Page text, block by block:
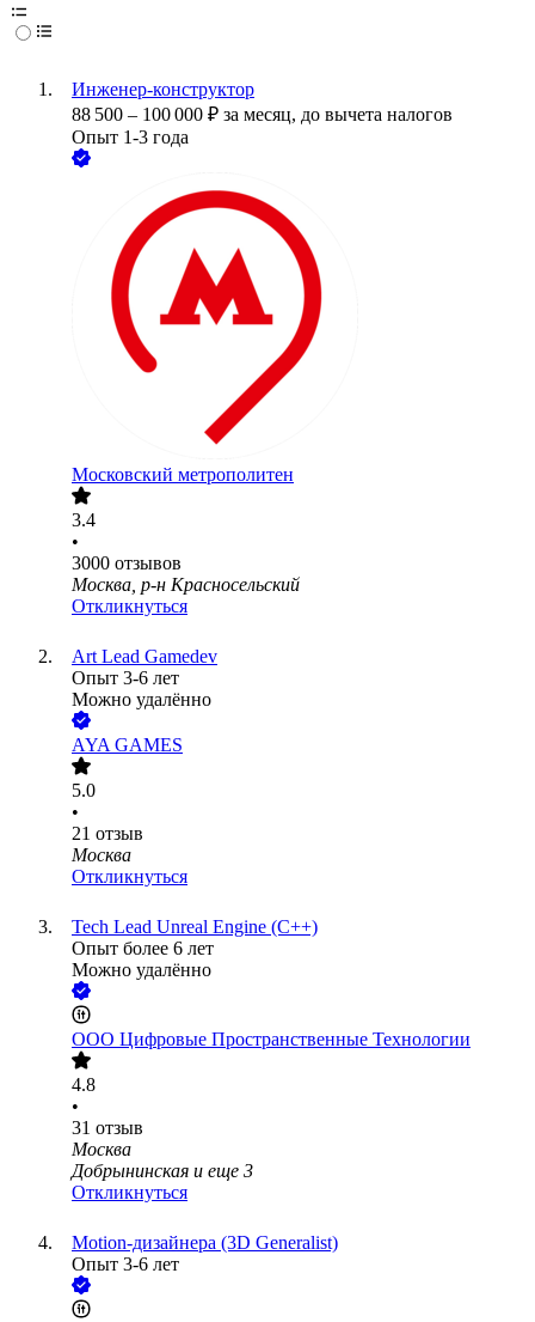
Инженер-конструктор
88 500 – 100 000 ₽ за месяц, до вычета налогов
Опыт 1-3 года
Московский метрополитен
3.4
•
3000 отзывов
Москва, р-н Красносельский
Откликнуться
Art Lead Gamedev
Опыт 3-6 лет
Можно удалённо
AYA GAMES
5.0
•
21 отзыв
Москва
Откликнуться
Tech Lead Unreal Engine (C++)
Опыт более 6 лет
Можно удалённо
ООО Цифровые Пространственные Технологии
4.8
•
31 отзыв
Москва
Добрынинская и еще 3
Откликнуться
Motion-дизайнера (3D Generalist)
Опыт 3-6 лет